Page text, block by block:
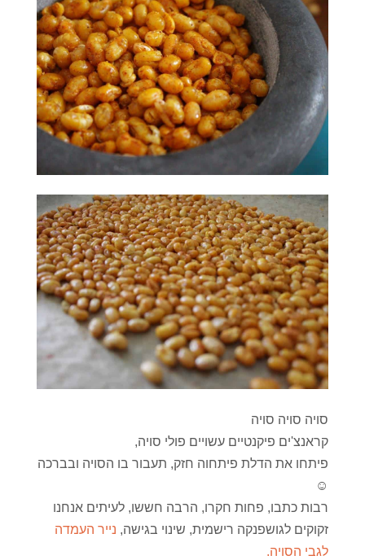
סויה סויה סויה
קראנצ'ים פיקנטיים עשויים פולי סויה,
פיתחו את הדלת פיתחוה חזק, תעבור בו הסויה ובברכה
☺
רבות כתבו, פחות חקרו, הרבה חששו, לעיתים אנחנו
זקוקים לגושפנקה רישמית, שינוי בגישה, נייר העמדה
לגבי הסויה.